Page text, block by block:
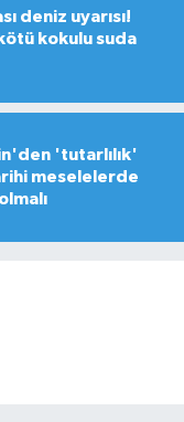
deniz uyarısı!
kokulu suda
'tutarlılık'
meselelerde